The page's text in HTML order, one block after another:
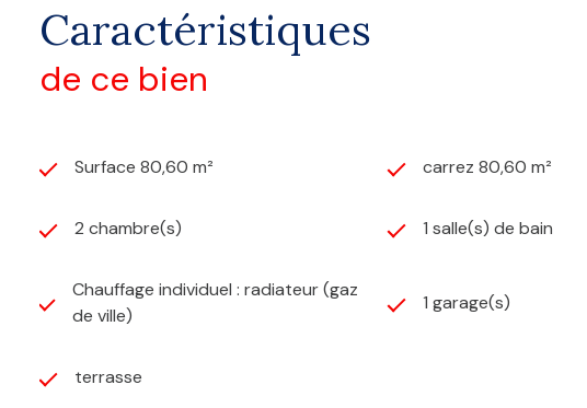
Caractéristiques
de ce bien
Surface 80,60 m² carrez 80,60 m²
2 chambre(s) 1 salle(s) de bain
Chauffage individuel : radiateur (gaz
de ville)
1 garage(s)
terrasse